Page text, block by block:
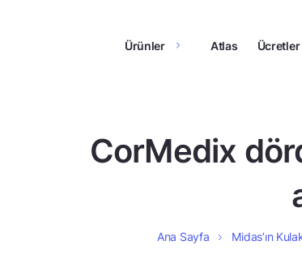
Ürünler Atlas Ücretler
CorMedix
Ana Sayfa Midas’ın